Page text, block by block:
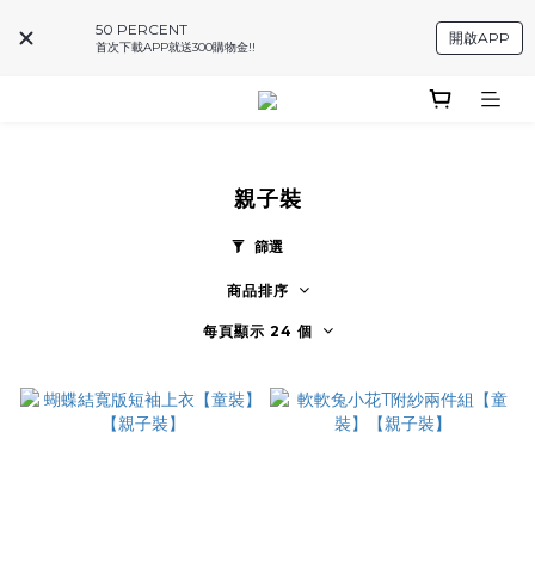
50 PERCENT
首次下載APP就送300購物金!!
開啟APP
親子裝
篩選
商品排序
每頁顯示 24 個